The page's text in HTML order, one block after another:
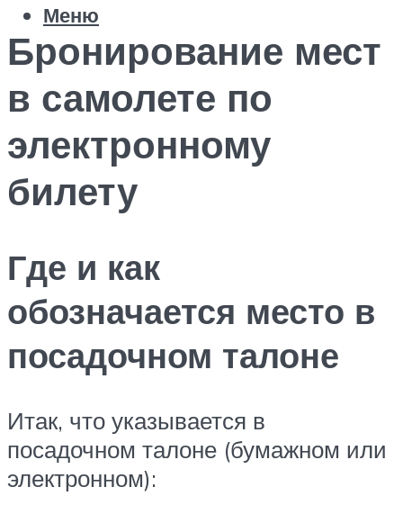
Меню
Бронирование мест
в самолете по
электронному
билету
Где и как
обозначается место в
посадочном талоне
Итак, что указывается в
посадочном талоне (бумажном или
электронном):